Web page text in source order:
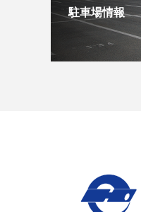
駐車場情報